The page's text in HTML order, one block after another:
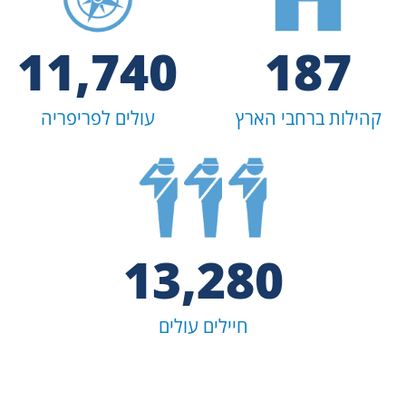
187
קהילות ברחבי הארץ
11,740
עולים לפריפריה
13,280
חיילים עולים